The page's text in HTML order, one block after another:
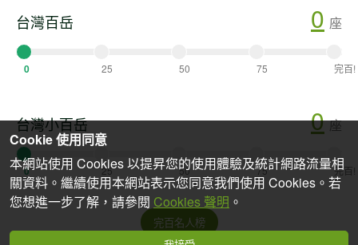
台灣百岳 0 座
0 25 50 75 完百!
台灣小百岳 0 座
0 25 50 75 完百!
完百名人榜
Cookie 使用同意
本網站使用 Cookies 以提昇您的使用體驗及統計網路流量相
關資料。繼續使用本網站表示您同意我們使用 Cookies。若
您想進一步了解，請參閱 Cookies 聲明 。